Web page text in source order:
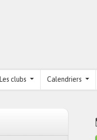
Les clubs Calendriers